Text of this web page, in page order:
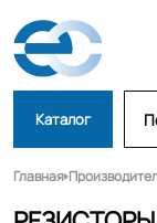
Каталог
Главная